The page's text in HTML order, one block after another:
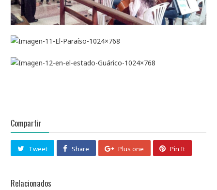
Compartir
Tweet Share Plus one Pin It
Relacionados